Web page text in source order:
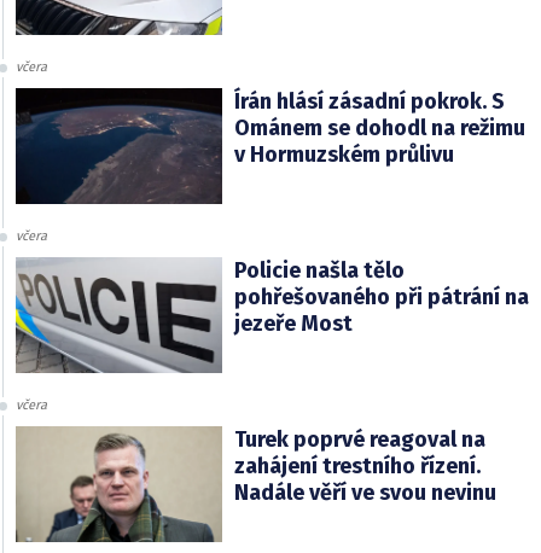
včera
Írán hlásí zásadní pokrok. S
Ománem se dohodl na režimu
v Hormuzském průlivu
včera
Policie našla tělo
pohřešovaného při pátrání na
jezeře Most
včera
Turek poprvé reagoval na
zahájení trestního řízení.
Nadále věří ve svou nevinu